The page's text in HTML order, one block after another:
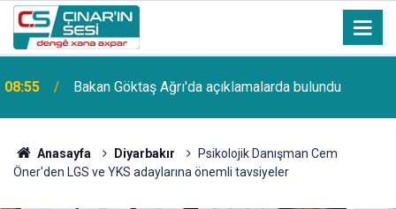
08:55 Bakan Göktaş Ağrı'da açıklamalarda bulundu
Anasayfa Diyarbakır
Psikolojik Danışman Cem
Öner'den LGS ve YKS adaylarına önemli tavsiyeler